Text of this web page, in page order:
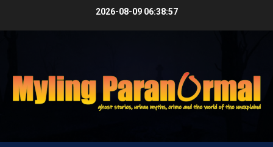
2026-08-09 06:38:57